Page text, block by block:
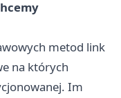
metod link
na których
Im